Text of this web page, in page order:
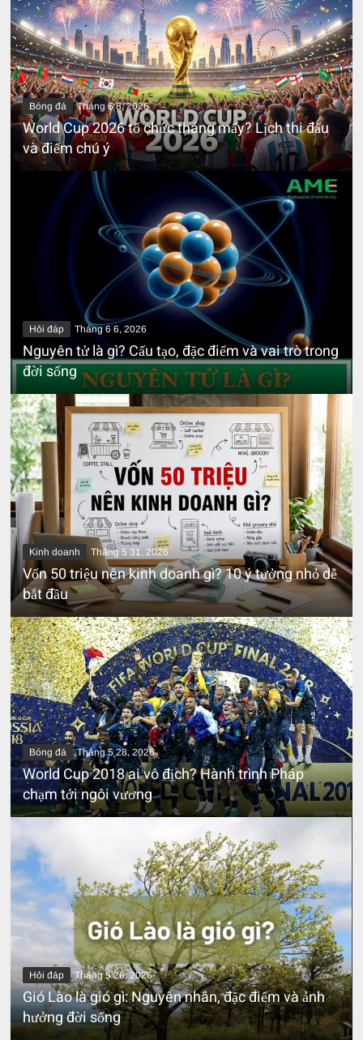
Bóng đá Tháng 6 8, 2026
World Cup 2026 tổ chức tháng mấy? Lịch thi đấu
và điểm chú ý
Hỏi đáp Tháng 6 6, 2026
Nguyên tử là gì? Cấu tạo, đặc điểm và vai trò trong
đời sống
Kinh doanh Tháng 5 31, 2026
Vốn 50 triệu nên kinh doanh gì? 10 ý tưởng nhỏ dễ
bắt đầu
Bóng đá Tháng 5 28, 2026
World Cup 2018 ai vô địch? Hành trình Pháp
chạm tới ngôi vương
Hỏi đáp Tháng 5 26, 2026
Gió Lào là gió gì: Nguyên nhân, đặc điểm và ảnh
hưởng đời sống